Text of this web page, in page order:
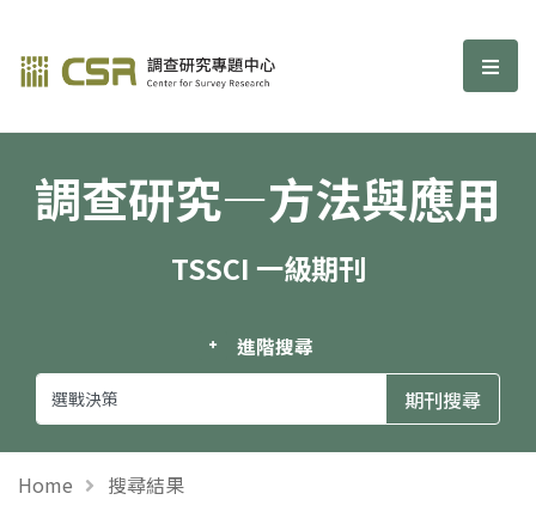
調查研究—方法與應用期刊 選
調查研究—方法與應用
TSSCI 一級期刊
進階搜尋
Home 搜尋結果